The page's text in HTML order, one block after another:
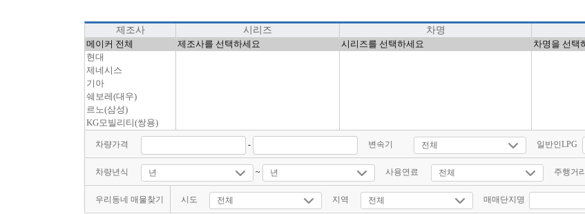
제조사 시리즈 차명
차량가격 - 변속기 일반인LPG
차량년식 ~ 사용연료 주행거리
우리동네 매물찾기 시도 지역 매매단지명